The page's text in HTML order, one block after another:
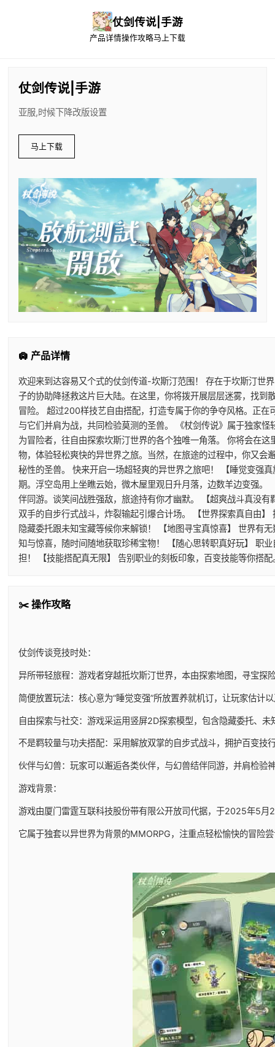
仗剑传说|手游
产品详情操作攻略马上下载
仗剑传说|手游
亚服,时候下降改版设置
马上下载
🛄 产品详情
欢迎来到达容易又个式的仗剑传道-坎斯汀范围！ 存在于坎斯汀世
子的协助降拯救这片巨大陆。在这里，你将拨开展层层迷雾，找到
冒险。 超过200样技艺自由搭配，打造专属于你的争夺风格。正在
与它们并肩为战，共同检验莫测的圣兽。 《杖剑传说》属于独家
为冒险者，往自由探索坎斯汀世界的各个独唯一角落。 你将会在
物，体验轻松爽快的异世界之旅。当然，在旅途的过程中，你又会
秘性的圣兽。 快来开启一场超轻爽的异世界之旅吧！ 【睡觉变强
期。浮空岛用上坐瞧云始，微木屋里观日升月落，边数羊边变强。
伴同游。谈笑间战胜强敌，旅途持有你才幽默。 【超爽战斗真没
双手的自步行式战斗，炸裂输起引爆合计场。 【世界探索真自由
隐藏委托跟未知宝藏等候你来解锁！ 【地图寻宝真惊喜】 世界有
知与惊喜，随时间随地获取珍稀宝物！ 【随心思转职真好玩】 职
担！ 【技能搭配真无限】 告别职业的刻板印象，百变技能等你搭
✂️ 操作攻略
仗剑传谈竞技时处：
异所带轻旅程：游戏者穿越抵坎斯汀世界，本由探索地图，寻宝探
简便放置玩法：核心意为“睡觉变强”所放置养就机订，让玩家估计
自由探索与社交：游戏采运用竖屏2D探索模型，包含隐藏委托、
不是羁较量与功夫搭配：采用解放双掌的自步式战斗，拥护百变技
伙伴与幻兽：玩家可以邂逅各类伙伴，与幻兽结伴同游，并肩检验
游戏背景：
游戏由厦门雷霆互联科技股份带有限公开放司代据，于2025年5
它属于独套以异世界为背景的MMORPG，注重点轻松愉快的冒险